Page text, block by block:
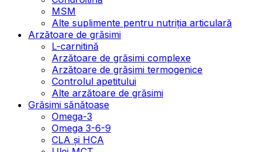
MSM
Alte suplimente pentru nutriția articulară
Arzătoare de grăsimi
L-carnitină
Arzătoare de grăsimi complexe
Arzătoare de grăsimi termogenice
Controlul apetitului
Alte arzătoare de grăsimi
Grăsimi sănătoase
Omega-3
Omega 3-6-9
CLA şi HCA